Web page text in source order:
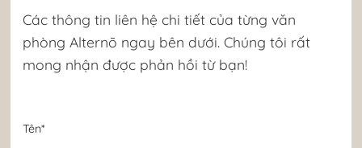
Các thông tin liên hệ chi tiết của từng văn
phòng Alternō ngay bên dưới. Chúng tôi rất
mong nhận được phản hồi từ bạn!
Tên*